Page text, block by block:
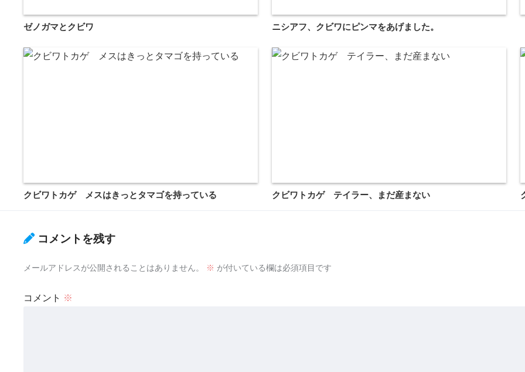
ゼノガマとクビワ ニシアフ、クビワにピンマをあげました。
クビワトカゲ メスはきっとタマゴを持っている クビワトカゲ テイラー、まだ産まない
コメントを残す
メールアドレスが公開されることはありません。 ※ が付いている欄は必須項目です
コメント ※